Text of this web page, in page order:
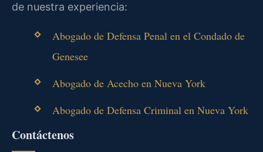
de nuestra experiencia:
Abogado de Defensa Penal en el Condado de
Genesee
Abogado de Acecho en Nueva York
Abogado de Defensa Criminal en Nueva York
Contáctenos